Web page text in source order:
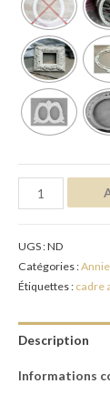
UGS :ND
Catégories :
Étiquettes : cadre
Description
Informations